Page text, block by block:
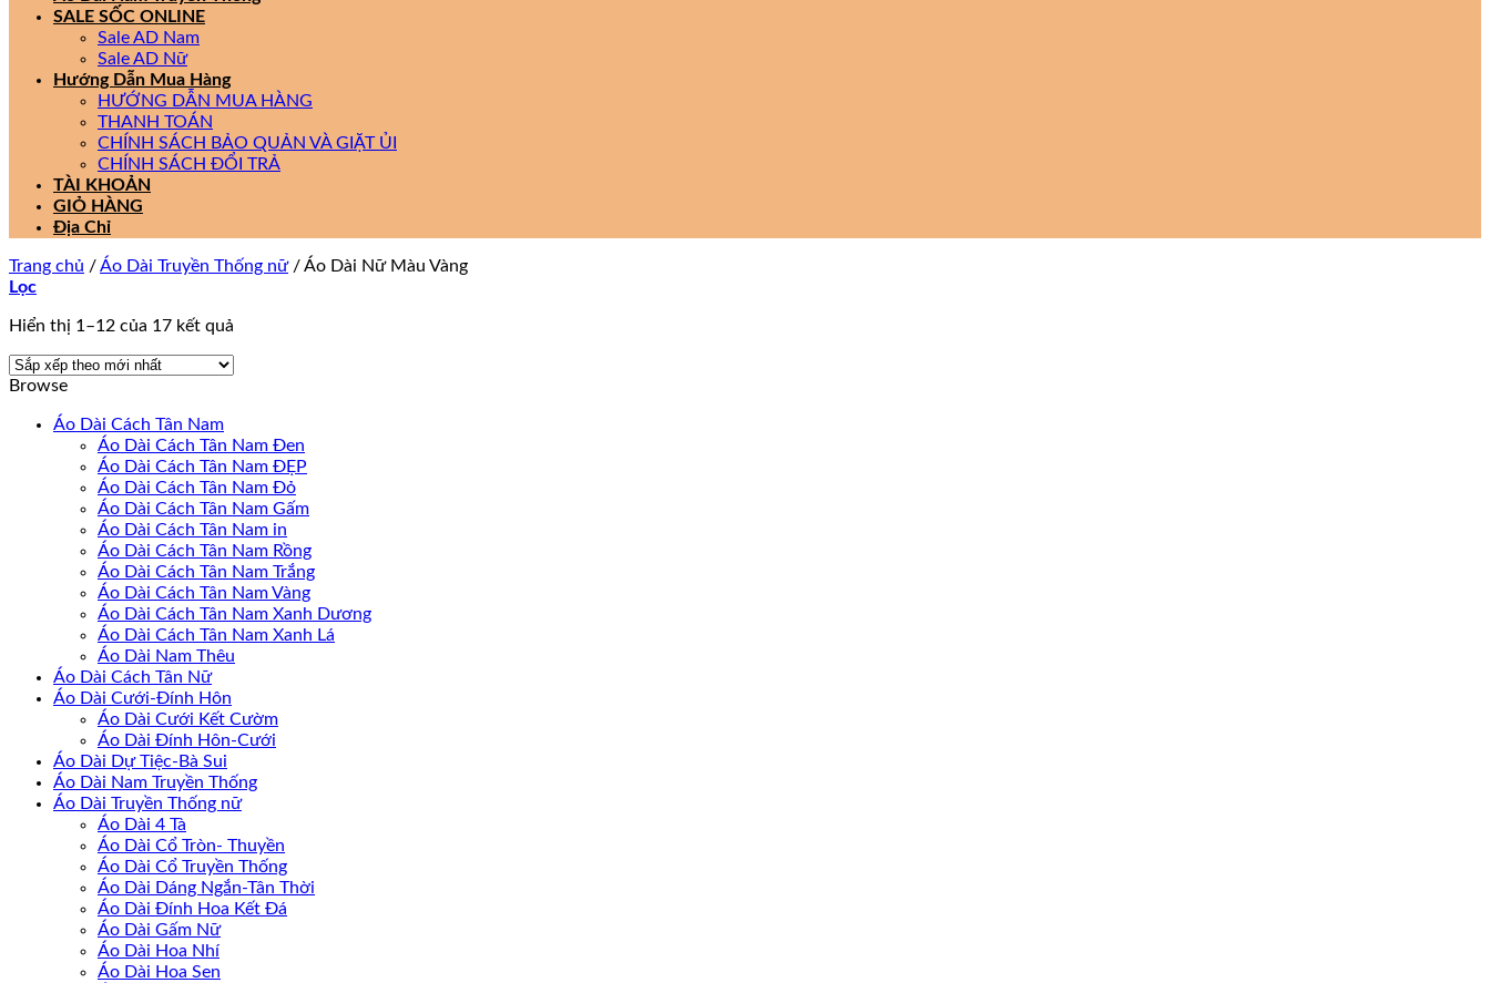
SALE SỐC ONLINE
Sale AD Nam
Sale AD Nữ
Hướng Dẫn Mua Hàng
HƯỚNG DẪN MUA HÀNG
THANH TOÁN
CHÍNH SÁCH BẢO QUẢN VÀ GIẶT ỦI
CHÍNH SÁCH ĐỔI TRẢ
TÀI KHOẢN
GIỎ HÀNG
Địa Chỉ
Trang chủ /Áo Dài Truyền Thống nữ /Áo Dài Nữ Màu Vàng
Lọc
Hiển thị 1–12 của 17 kết quả
Browse
Áo Dài Cách Tân Nam
Áo Dài Cách Tân Nam Đen
Áo Dài Cách Tân Nam ĐẸP
Áo Dài Cách Tân Nam Đỏ
Áo Dài Cách Tân Nam Gấm
Áo Dài Cách Tân Nam in
Áo Dài Cách Tân Nam Rồng
Áo Dài Cách Tân Nam Trắng
Áo Dài Cách Tân Nam Vàng
Áo Dài Cách Tân Nam Xanh Dương
Áo Dài Cách Tân Nam Xanh Lá
Áo Dài Nam Thêu
Áo Dài Cách Tân Nữ
Áo Dài Cưới-Đính Hôn
Áo Dài Cưới Kết Cườm
Áo Dài Đính Hôn-Cưới
Áo Dài Dự Tiệc-Bà Sui
Áo Dài Nam Truyền Thống
Áo Dài Truyền Thống nữ
Áo Dài 4 Tà
Áo Dài Cổ Tròn- Thuyền
Áo Dài Cổ Truyền Thống
Áo Dài Dáng Ngắn-Tân Thời
Áo Dài Đính Hoa Kết Đá
Áo Dài Gấm Nữ
Áo Dài Hoa Nhí
Áo Dài Hoa Sen